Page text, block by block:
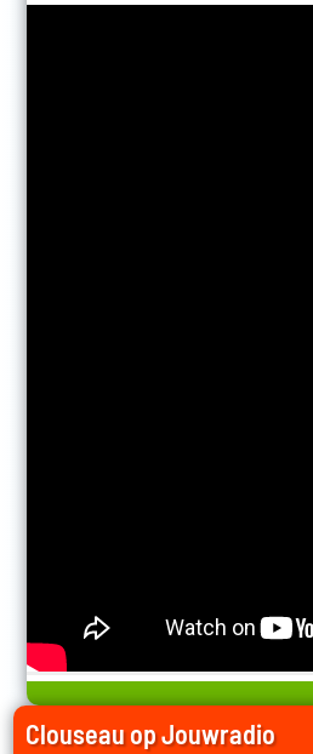
Clouseau op Jouwradio